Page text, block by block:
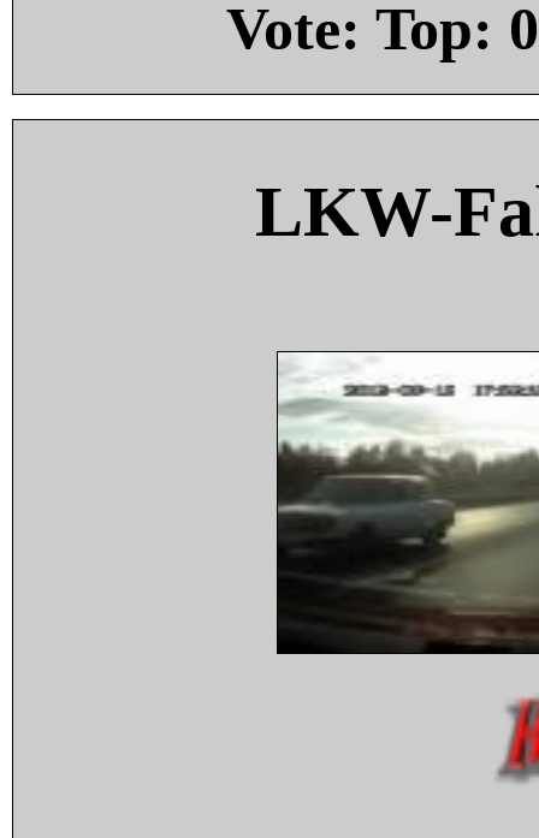
Vote: Top: 0
LKW-